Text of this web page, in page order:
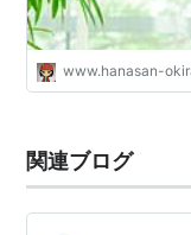
www.hanasan-
関連ブログ